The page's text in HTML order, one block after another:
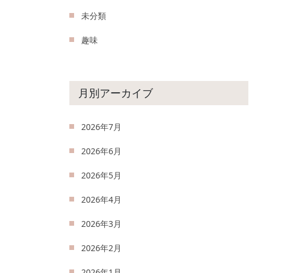
未分類
趣味
月別アーカイブ
2026年7月
2026年6月
2026年5月
2026年4月
2026年3月
2026年2月